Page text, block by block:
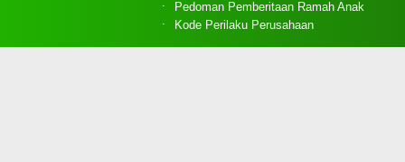
Pedoman Pemberitaan Ramah Anak
Kode Perilaku Perusahaan